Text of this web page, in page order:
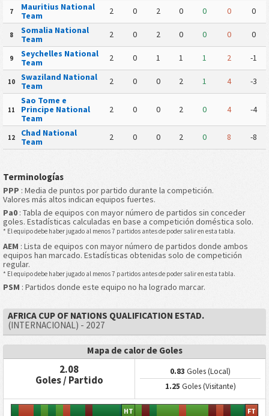
7
Mauritius National
Team
2 0 2 0 0 0 0
8
Somalia National
Team
2 0 2 0 0 0 0
9
Seychelles National
Team
2 0 1 1 1 2 -1
10
Swaziland National
Team
2 0 0 2 1 4 -3
11
Sao Tome e
Principe National
Team
2 0 0 2 0 4 -4
12
Chad National
Team
2 0 0 2 0 8 -8
Terminologías
PPP : Media de puntos por partido durante la competición.
Valores más altos indican equipos fuertes.
Pa0 : Tabla de equipos con mayor número de partidos sin conceder
goles. Estadísticas calculadas en base a competición doméstica solo.
* El equipo debe haber jugado al menos 7 partidos antes de poder salir en esta tabla.
AEM : Lista de equipos con mayor número de partidos donde ambos
equipos han marcado. Estadísticas obtenidas solo de competición
regular.
* El equipo debe haber jugado al menos 7 partidos antes de poder salir en esta tabla.
PSM : Partidos donde este equipo no ha logrado marcar.
AFRICA CUP OF NATIONS QUALIFICATION ESTAD.
(INTERNACIONAL) - 2027
Mapa de calor de Goles
2.08
Goles / Partido
0.83 Goles (Local)
1.25 Goles (Visitante)
HT FT